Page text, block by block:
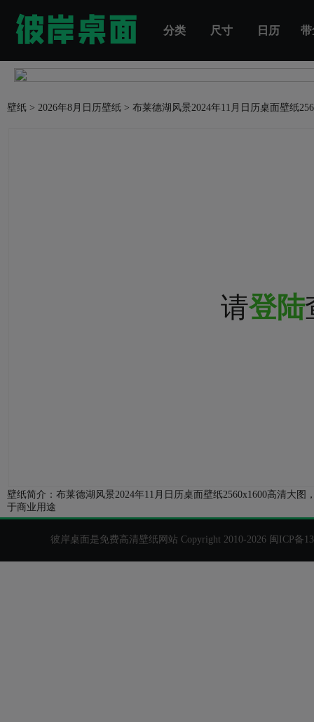
分类 尺寸 日历 带
壁纸 > 2026年8月日历壁纸 > 布莱德湖风景2024年11月日历桌面壁纸
请登陆
壁纸简介：布莱德湖风景2024年11月日历桌面壁纸2560x1600高清大
于商业用途
彼岸桌面是免费高清壁纸网站 Copyright 2010-2026 闽ICP备